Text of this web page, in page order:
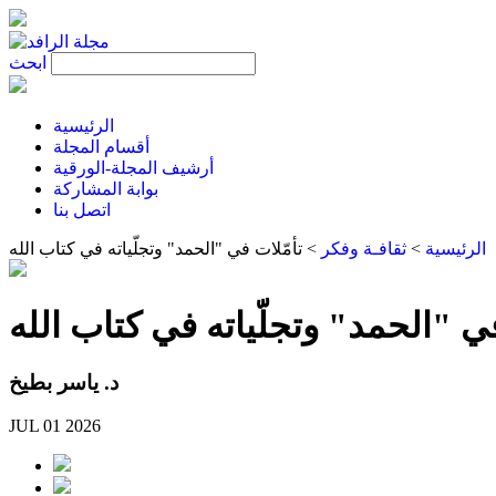
ابحث
الرئيسية
أقسام المجلة
أرشيف المجلة-الورقية
بوابة المشاركة
اتصل بنا
الرئيسية > ثقافـة وفكر > تأمّلات في "الحمد" وتجلّياته في كتاب الله
"الحمد" وتجلّياته في كتاب الله
د. ياسر بطيخ
JUL 01 2026